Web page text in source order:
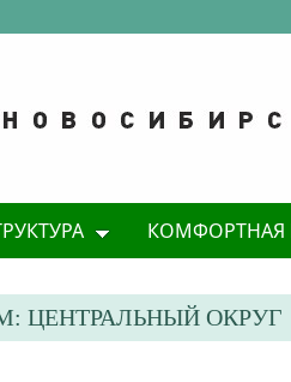
КОМФОРТНАЯ
ЦЕНТРАЛЬНЫЙ ОКРУГ